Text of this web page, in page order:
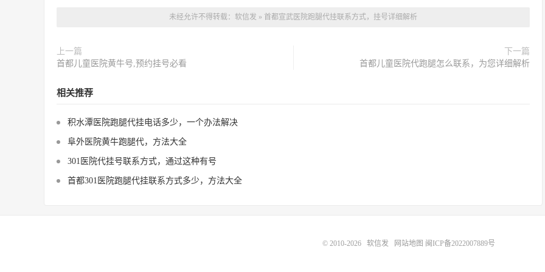
未经允许不得转载： 软信发 » 首都宣武医院跑腿代挂联系方式，挂号详细解析
上一篇
首都儿童医院黄牛号,预约挂号必看
下一篇
首都儿童医院代跑腿怎么联系，为您详细解析
相关推荐
积水潭医院跑腿代挂电话多少，一个办法解决
阜外医院黄牛跑腿代，方法大全
301医院代挂号联系方式，通过这种有号
首都301医院跑腿代挂联系方式多少，方法大全
© 2010-2026 软信发 网站地图 闽ICP备2022007889号